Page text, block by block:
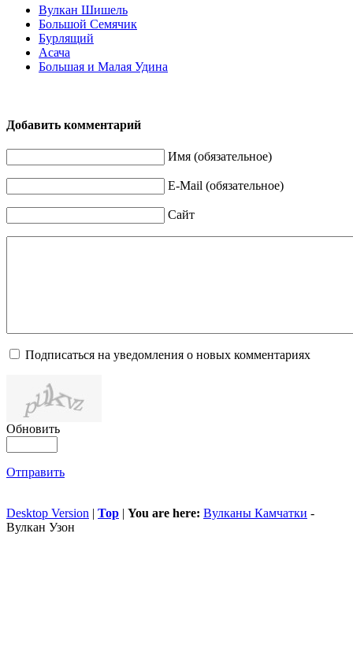
Вулкан Шишель
Большой Семячик
Бурлящий
Асача
Большая и Малая Удина
Добавить комментарий
Имя (обязательное)
E-Mail (обязательное)
Сайт
Подписаться на уведомления о новых комментариях
Обновить
Отправить
Desktop Version | Top | You are here: Вулканы Камчатки -
Вулкан Узон